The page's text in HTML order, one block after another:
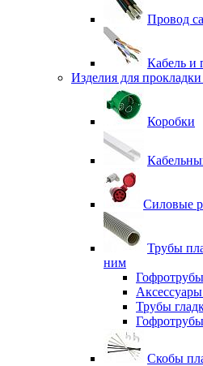
Провод
Кабель и
Изделия для
Коробки
Силовые
Трубы
ним
Трубы
Скобы